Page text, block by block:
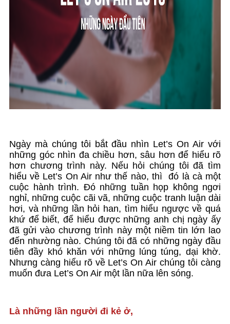
Ngày mà chúng tôi bắt đầu nhìn Let’s On Air với
những góc nhìn đa chiều hơn, sâu hơn để hiểu rõ
hơn chương trình này. Nếu hỏi chúng tôi đã tìm
hiểu về Let’s On Air như thế nào, thì đó là cà một
cuộc hành trình. Đó những tuần họp không ngơi
nghỉ, những cuộc cãi vã, những cuộc tranh luận dài
hơi, và những lần hỏi han, tìm hiểu ngược về quá
khứ để biết, để hiểu được những anh chị ngày ấy
đã gửi vào chương trình này một niềm tin lớn lao
đến nhường nào. Chúng tôi đã có những ngày đầu
tiên đầy khó khăn với những lúng túng, dại khờ.
Nhưng càng hiểu rõ về Let’s On Air chúng tôi càng
muốn đưa Let’s On Air một lần nữa lên sóng.
Là những lần người đi kẻ ở,